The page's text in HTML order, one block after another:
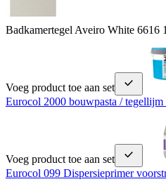
Badkamertegel Aveiro White 6616
Voeg product toe aan set
Eurocol 2000 bouwpasta / tegellijm
Voeg product toe aan set
Eurocol 099 Dispersieprimer